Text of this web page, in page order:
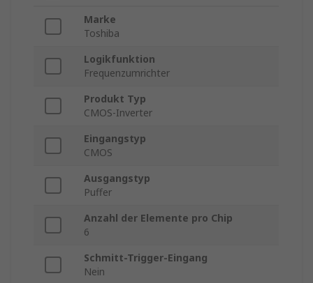
Marke
Toshiba
Logikfunktion
Frequenzumrichter
Produkt Typ
CMOS-Inverter
Eingangstyp
CMOS
Ausgangstyp
Puffer
Anzahl der Elemente pro Chip
6
Schmitt-Trigger-Eingang
Nein